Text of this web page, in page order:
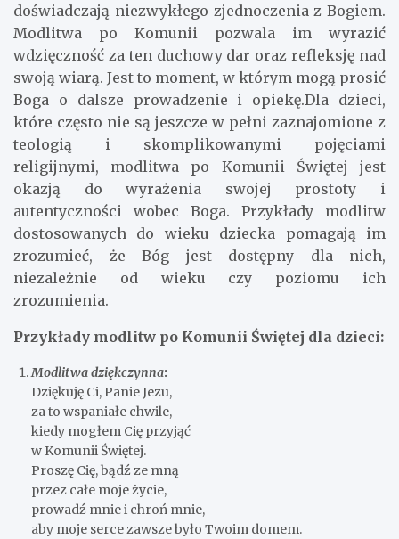
doświadczają niezwykłego zjednoczenia z Bogiem.
Modlitwa po Komunii pozwala im wyrazić
wdzięczność za ten duchowy dar oraz refleksję nad
swoją wiarą. Jest to moment, w którym mogą prosić
Boga o dalsze prowadzenie i opiekę.Dla dzieci,
które często nie są jeszcze w pełni zaznajomione z
teologią i skomplikowanymi pojęciami
religijnymi, modlitwa po Komunii Świętej jest
okazją do wyrażenia swojej prostoty i
autentyczności wobec Boga. Przykłady modlitw
dostosowanych do wieku dziecka pomagają im
zrozumieć, że Bóg jest dostępny dla nich,
niezależnie od wieku czy poziomu ich
zrozumienia.
Przykłady modlitw po Komunii Świętej dla dzieci:
Modlitwa dziękczynna:
Dziękuję Ci, Panie Jezu,
za to wspaniałe chwile,
kiedy mogłem Cię przyjąć
w Komunii Świętej.
Proszę Cię, bądź ze mną
przez całe moje życie,
prowadź mnie i chroń mnie,
aby moje serce zawsze było Twoim domem.